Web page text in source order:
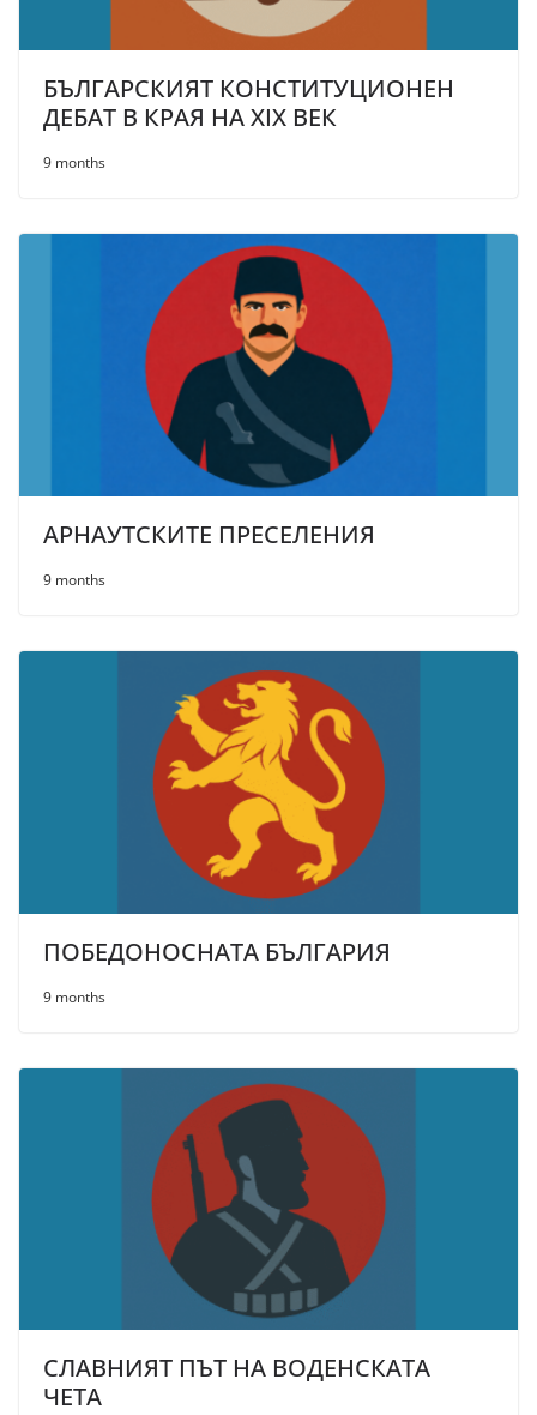
БЪЛГАРСКИЯТ КОНСТИТУЦИОНЕН
ДЕБАТ В КРАЯ НА ХІХ ВЕК
9 months
АРНАУТСКИТЕ ПРЕСЕЛЕНИЯ
9 months
ПОБЕДОНОСНАТА БЪЛГАРИЯ
9 months
СЛАВНИЯТ ПЪТ НА ВОДЕНСКАТА
ЧЕТА